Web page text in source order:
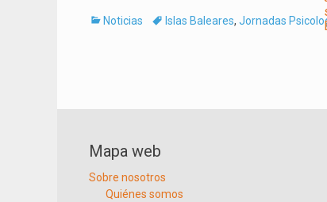
Categorías
Noticias TagsIslas Baleares, Jornadas
entradas
Mapa web
Sobre nosotros
Quiénes somos